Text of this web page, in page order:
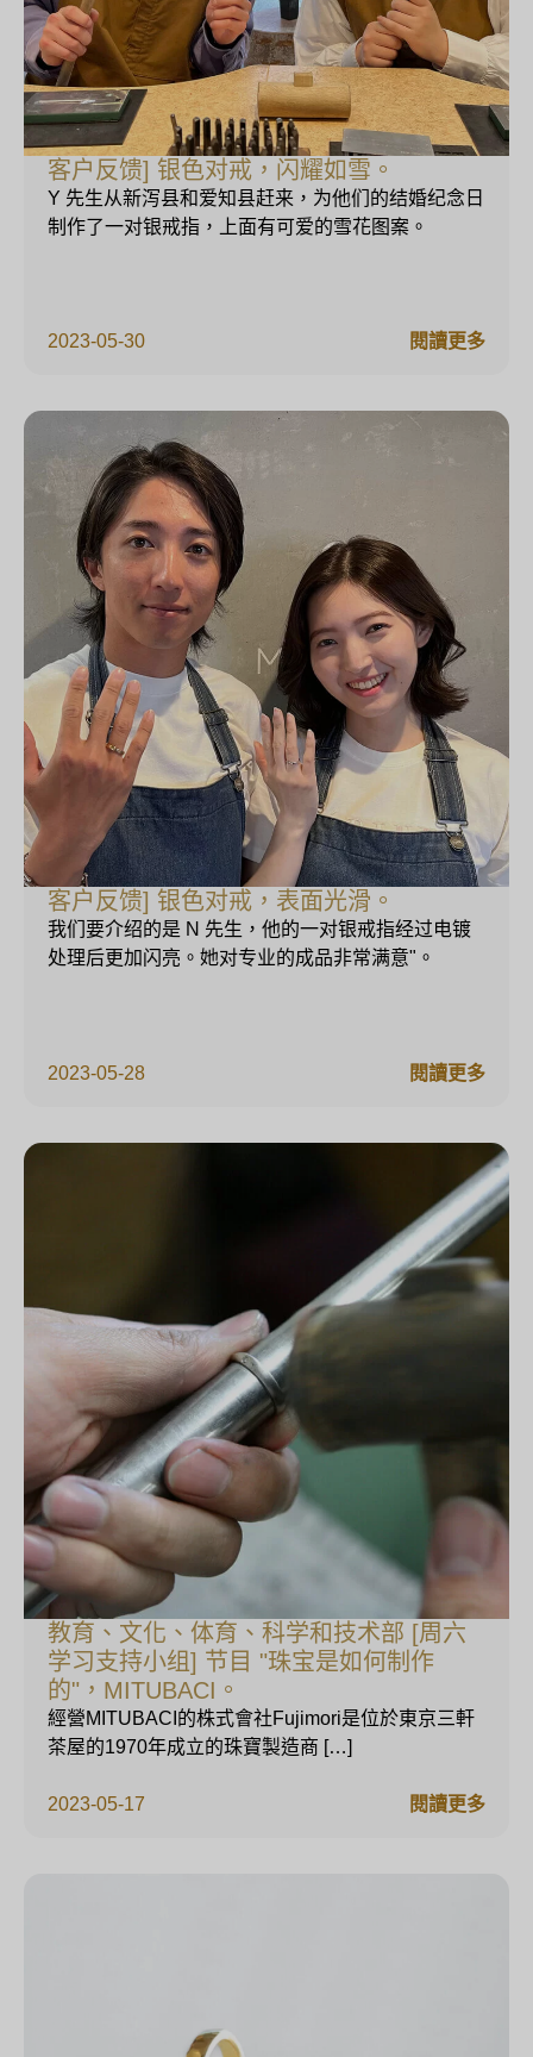
客户反馈] 银色对戒，闪耀如雪。
2023-05-30
Y 先生从新泻县和爱知县赶来，为他们的结婚纪念日
制作了一对银戒指，上面有可爱的雪花图案。
閱讀更多
客户反馈] 银色对戒，表面光滑。
2023-05-28
我们要介绍的是 N 先生，他的一对银戒指经过电镀
处理后更加闪亮。她对专业的成品非常满意"。
閱讀更多
教育、文化、体育、科学和技术部 [周六
学习支持小组] 节目 "珠宝是如何制作
的"，MITUBACI。
2023-05-17
經營MITUBACI的株式會社Fujimori是位於東京三軒
茶屋的1970年成立的珠寶製造商 […]
閱讀更多